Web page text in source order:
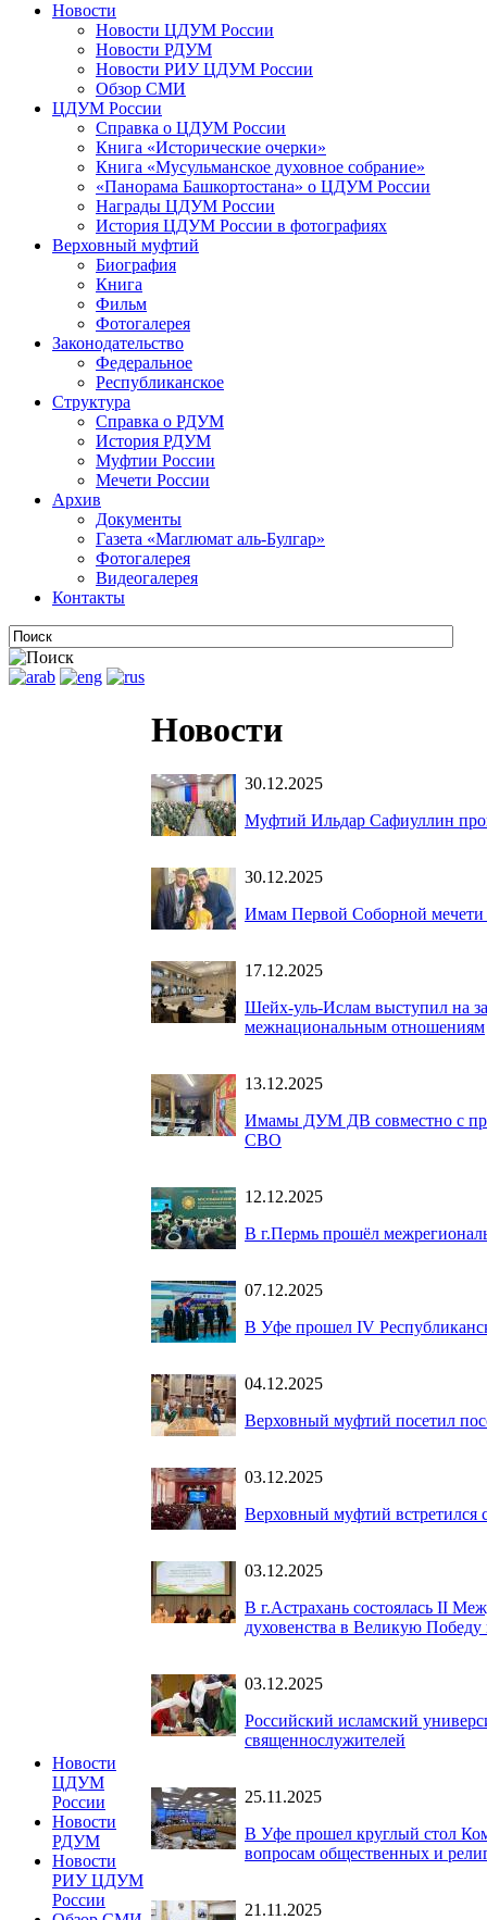
Новости
Новости ЦДУМ России
Новости РДУМ
Новости РИУ ЦДУМ России
Обзор СМИ
ЦДУМ России
Справка о ЦДУМ России
Книга «Исторические очерки»
Книга «Мусульманское духовное собрание»
«Панорама Башкортостана» о ЦДУМ России
Награды ЦДУМ России
История ЦДУМ России в фотографиях
Верховный муфтий
Биография
Книга
Фильм
Фотогалерея
Законодательство
Федеральное
Республиканское
Структура
Справка о РДУМ
История РДУМ
Муфтии России
Мечети России
Архив
Документы
Газета «Маглюмат аль-Булгар»
Фотогалерея
Видеогалерея
Контакты
Новости
ЦДУМ
России
Новости
РДУМ
Новости
РИУ ЦДУМ
России
Новости
30.12.2025
Муфтий Ильдар Сафиуллин
30.12.2025
Имам Первой Соборной мечети
17.12.2025
Шейх-уль-Ислам выступил на
межнациональным отношениям
13.12.2025
Имамы ДУМ ДВ совместно с
СВО
12.12.2025
В г.Пермь прошёл
07.12.2025
В Уфе прошел IV
04.12.2025
Верховный муфтий посетил
03.12.2025
Верховный муфтий встретился
03.12.2025
В г.Астрахань состоялась II
духовенства в Великую
03.12.2025
Российский исламский
священнослужителей
25.11.2025
В Уфе прошел круглый стол
вопросам общественных и
21.11.2025